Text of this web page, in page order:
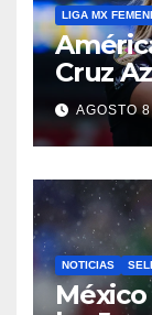
LIGA MX
Cruz
casa
AGOSTO
NOTICIAS